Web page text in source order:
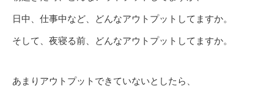
日中、仕事中など、どんなアウトプットしてますか。
そして、夜寝る前、どんなアウトプットしてますか。
あまりアウトプットできていないとしたら、